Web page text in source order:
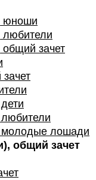
юноши
зачет
молодые лошади
общий зачет